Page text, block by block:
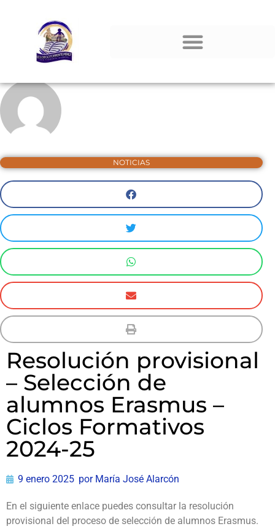
NOTICIAS
Resolución provisional
– Selección de
alumnos Erasmus –
Ciclos Formativos
2024-25
9 enero 2025 porMaría José Alarcón
En el siguiente enlace puedes consultar la resolución
provisional del proceso de selección de alumnos Erasmus.